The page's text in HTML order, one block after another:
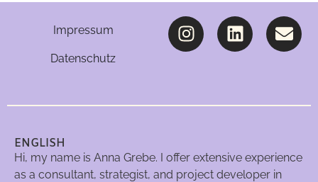
Impressum
Datenschutz
ENGLISH
Hi, my name is Anna Grebe. I offer extensive experience
as a consultant, strategist, and project developer in